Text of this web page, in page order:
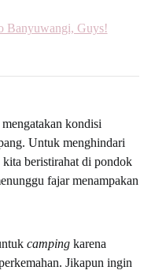
Banyuwangi, Guys!
kondisi
Untuk menghindari
beristirahat di pondok
fajar menampakan
camping karena
Jikapun ingin